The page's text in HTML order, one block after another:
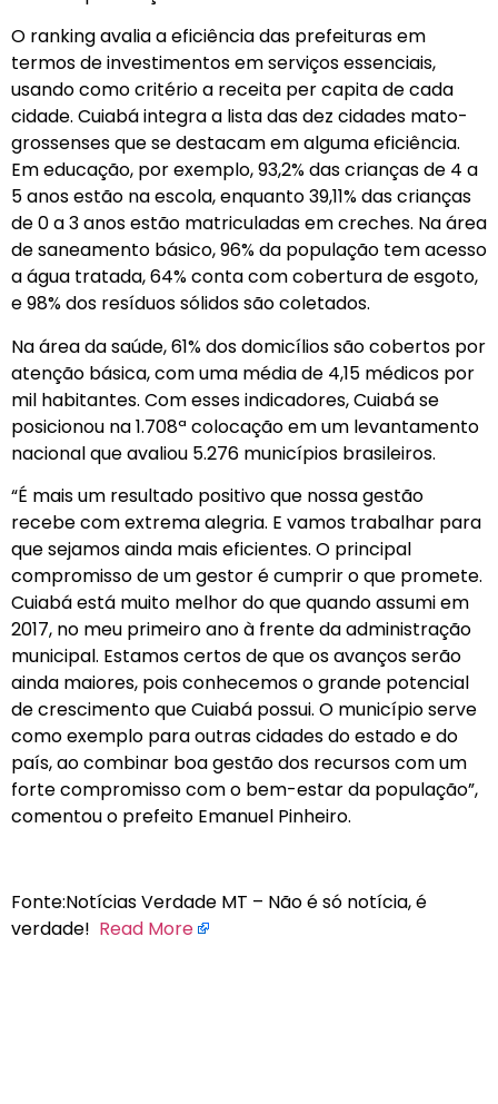
O ranking avalia a eficiência das prefeituras em
termos de investimentos em serviços essenciais,
usando como critério a receita per capita de cada
cidade. Cuiabá integra a lista das dez cidades mato-
grossenses que se destacam em alguma eficiência.
Em educação, por exemplo, 93,2% das crianças de 4 a
5 anos estão na escola, enquanto 39,11% das crianças
de 0 a 3 anos estão matriculadas em creches. Na área
de saneamento básico, 96% da população tem acesso
a água tratada, 64% conta com cobertura de esgoto,
e 98% dos resíduos sólidos são coletados.
Na área da saúde, 61% dos domicílios são cobertos por
atenção básica, com uma média de 4,15 médicos por
mil habitantes. Com esses indicadores, Cuiabá se
posicionou na 1.708ª colocação em um levantamento
nacional que avaliou 5.276 municípios brasileiros.
“É mais um resultado positivo que nossa gestão
recebe com extrema alegria. E vamos trabalhar para
que sejamos ainda mais eficientes. O principal
compromisso de um gestor é cumprir o que promete.
Cuiabá está muito melhor do que quando assumi em
2017, no meu primeiro ano à frente da administração
municipal. Estamos certos de que os avanços serão
ainda maiores, pois conhecemos o grande potencial
de crescimento que Cuiabá possui. O município serve
como exemplo para outras cidades do estado e do
país, ao combinar boa gestão dos recursos com um
forte compromisso com o bem-estar da população”,
comentou o prefeito Emanuel Pinheiro.
Fonte:Notícias Verdade MT – Não é só notícia, é
verdade! Read More